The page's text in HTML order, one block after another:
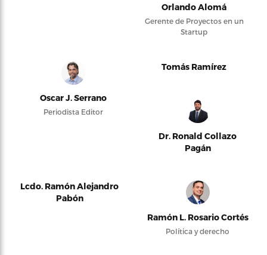
Orlando Alomá
Gerente de Proyectos en un
Startup
Oscar J. Serrano
Periodista Editor
Tomás Ramírez
Dr. Ronald Collazo
Pagán
Lcdo. Ramón Alejandro
Pabón
Ramón L. Rosario Cortés
Política y derecho